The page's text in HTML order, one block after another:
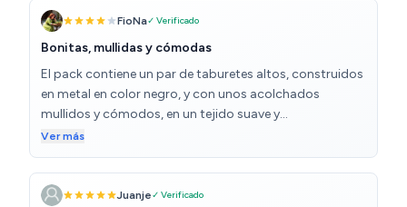
FioNa✓ Verificado
Bonitas, mullidas y cómodas
El pack contiene un par de taburetes altos, construidos
en metal en color negro, y con unos acolchados
mullidos y cómodos, en un tejido suave y
aterciopelado, también de color negro. El montaje es
sencillo, teniéndolas listas en unos 20min. La relación
calidad precio me ha parecido muy buena y el
resultado, podéis verlo en las fotos.
Ver más
Juanje✓ Verificado